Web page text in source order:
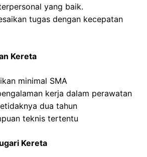
yang baik.
tugas dengan kecepatan
Kereta
minimal SMA
kerja dalam perawatan
dua tahun
teknis tertentu
Kereta